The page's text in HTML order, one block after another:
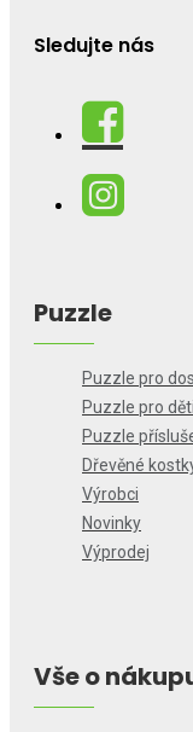
Sledujte nás
Puzzle
Puzzle pro
Puzzle pro děti
Puzzle
Dřevěné
Výrobci
Novinky
Výprodej
Vše o